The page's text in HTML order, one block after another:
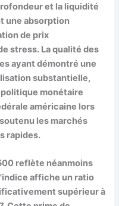
et la liquidité
une absorption
de prix
stress. La qualité des
ayant démontré une
substantielle,
politique monétaire
américaine lors
les marchés
rapides.
reflète néanmoins
affiche un ratio
supérieur à